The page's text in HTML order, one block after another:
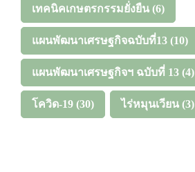
เทคนิคเกษตรกรรมยั่งยืน (6)
แผนพัฒนาเศรษฐกิจฉบับที่13 (10)
แผนพัฒนาเศรษฐกิจฯ ฉบับที่ 13 (4)
โควิด-19 (30) ไร่หมุนเวียน (3)